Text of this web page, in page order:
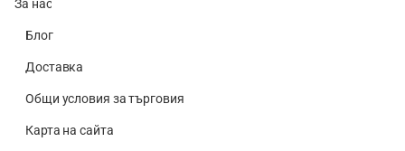
За нас
Блог
Доставка
Общи условия за търговия
Карта на сайта